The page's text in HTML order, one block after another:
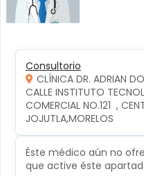
Consultorio
CLÍNICA DR. ADRIAN
CALLE INSTITUTO
COMERCIAL NO.121  ,
JOJUTLA,MORELOS
Éste médico aún no
que active éste